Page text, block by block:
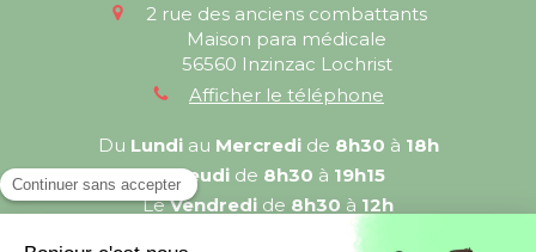
2 rue des anciens combattants
Maison para médicale
56560 Inzinzac Lochrist
Afficher le téléphone
Du Lundiau Mercredide 8h30 à 18h
LeJeudi de 8h30 à 19h15
LeVendredi de 8h30 à 12h